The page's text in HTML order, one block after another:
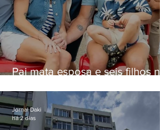
Pai mata esposa e seis filhos
Jornal Daki
há 2 dias